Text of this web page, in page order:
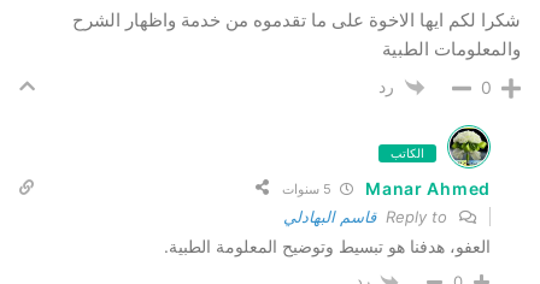
شكرا لكم ايها الاخوة على ما تقدموه من خدمة واظهار الشرح
والمعلومات الطبية
0 رد
الكاتب
Manar Ahmed
قاسم البهادلي
العفو، هدفنا هو تبسيط وتوضيح المعلومة الطبية.